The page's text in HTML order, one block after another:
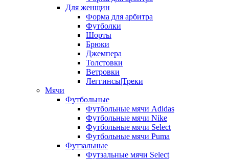
Для женщин
Форма для арбитра
Футболки
Шорты
Брюки
Джемпера
Толстовки
Ветровки
Леггинсы|Треки
Мячи
Футбольные
Футбольные мячи Adidas
Футбольные мячи Nike
Футбольные мячи Select
Футбольные мячи Puma
Футзальные
Футзальные мячи Select